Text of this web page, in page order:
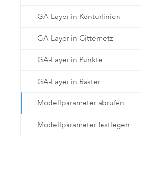
GA-Layer in Konturlinien
GA-Layer in Gitternetz
GA-Layer in Punkte
GA-Layer in Raster
Modellparameter abrufen
Modellparameter festlegen